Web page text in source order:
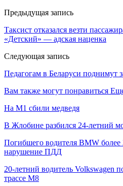
Предыдущая запись
Таксист отказался везти
«Детский» — адская наценка
Следующая запись
Педагогам в Беларуси поднимут
Вам также могут понравиться
На М1 сбили медведя
В Жлобине разбился 24-летний
Погибшего водителя BMW более
нарушение ПДД
20-летний водитель Volkswagen
трассе М8